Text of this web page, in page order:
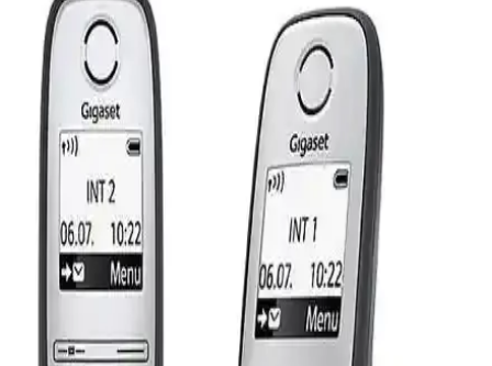
Samsung B310 ve B310 Tuşlu Asker Yaşlı Telefonu
Karşılaştırması Özellikleri ve Kullanıcı Yorumları
İki farklı Samsung B310 modeli arasındaki özellikleri, kullanıcı
yorumlarını ve karşılaştırmaları inceleyerek en uygun tuşlu telefon
seçimini yapın.
Samsung B310 E ve Samsung E1205
Karşılaştırması: Özellikler ve Kullanıcı Yorumları
İki popüler Samsung tuşlu telefon olan B310 E ve E1205'in
özellikleri ve kullanıcı yorumlarıyla detaylı karşılaştırması.
Dayanıklılık, pil ömrü ve tasarım açısından farkları öğrenin.
Nokia 112 ve Samsung B310E Karşılaştırması:
Temel Özellikler ve Kullanıcı Yorumları